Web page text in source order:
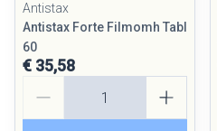
Antistax
Antistax Forte Filmomh Tabl
60
€ 35,58